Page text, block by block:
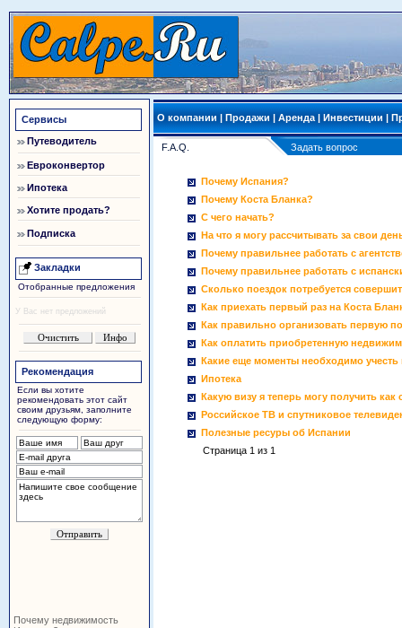
Сервисы
Путеводитель
Евроконвертор
Ипотека
Хотите продать?
Подписка
Закладки
Отобранные предложения
У Вас нет предложений
Рекомендация
Если вы хотите
рекомендовать этот сайт
своим друзьям, заполните
следующую форму:
Почему недвижимость
О компании | Продажи | Аренда | Инвестиции |
F.A.Q. Задать вопрос
Почему Испания?
Почему Коста Бланка?
С чего начать?
На что я могу рассчитывать за свои
Почему правильнее работать с
Почему правильнее работать с
Сколько поездок потребуется
Как приехать первый раз на Коста
Как правильно организовать первую
Как оплатить приобретенную
Какие еще моменты необходимо
Ипотека
Какую визу я теперь могу получить
Российское ТВ и спутниковое
Полезные ресуры об Испании
Страница 1 из 1